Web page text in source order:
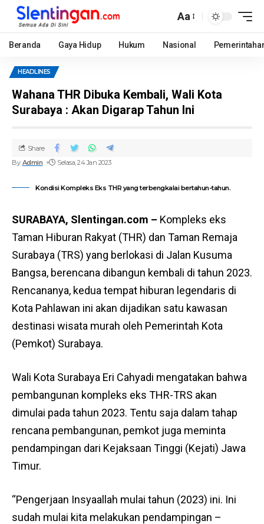
Aa
Beranda Gaya Hidup Hukum Nasional
HEADLINES
Wahana THR Dibuka Kembali, Wali Kota
Surabaya : Akan Digarap Tahun Ini
By Admin Selasa, 24 Jan 2023
Share
Kondisi Kompleks Eks THR yang terbengkalai bertahun-tahun.
SURABAYA, Slentingan.com – Kompleks eks
Taman Hiburan Rakyat (THR) dan Taman Remaja
Surabaya (TRS) yang berlokasi di Jalan Kusuma
Bangsa, berencana dibangun kembali di tahun 2023.
Rencananya, kedua tempat hiburan legendaris di
Kota Pahlawan ini akan dijadikan satu kawasan
destinasi wisata murah oleh Pemerintah Kota
(Pemkot) Surabaya.
Wali Kota Surabaya Eri Cahyadi mengatakan bahwa
pembangunan kompleks eks THR-TRS akan
dimulai pada tahun 2023. Tentu saja dalam tahap
rencana pembangunan, pemkot juga meminta
pendampingan dari Kejaksaan Tinggi (Kejati) Jawa
Timur.
“Pengerjaan Insyaallah mulai tahun (2023) ini. Ini
sudah mulai kita melakukan pendampingan –